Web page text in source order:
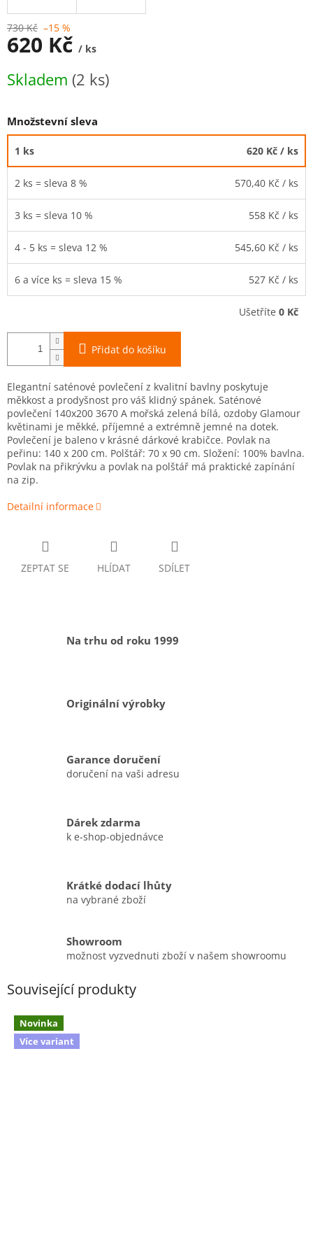
730 Kč –15 %
620 Kč / ks
cena:
Skladem (2 ks)
Množstevní sleva
1 ks 620 Kč / ks
2 ks = sleva 8 % 570,40 Kč / ks
3 ks = sleva 10 % 558 Kč / ks
4 - 5 ks = sleva 12 % 545,60 Kč / ks
6 a více ks = sleva 15 % 527 Kč / ks
Ušetříte 0 Kč
Přidat do košíku
Elegantní saténové povlečení z kvalitní bavlny poskytuje
měkkost a prodyšnost pro váš klidný spánek. Saténové
povlečení 140x200 3670 A mořská zelená bílá, ozdoby Glamour
květinami je měkké, příjemné a extrémně jemné na dotek.
Povlečení je baleno v krásné dárkové krabičce. Povlak na
peřinu: 140 x 200 cm. Polštář: 70 x 90 cm. Složení: 100% bavlna.
Povlak na přikrývku a povlak na polštář má praktické zapínání
na zip.
Detailní informace
ZEPTAT SE HLÍDAT SDÍLET
Na trhu od roku 1999
Originální výrobky
Garance doručení
doručení na vaši adresu
Dárek zdarma
k e-shop-objednávce
Krátké dodací lhůty
na vybrané zboží
Showroom
možnost vyzvednuti zboží v našem showroomu
Související produkty
Novinka
Více variant